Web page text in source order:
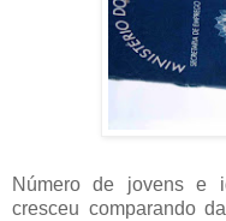
Número de jovens e
cresceu comparando